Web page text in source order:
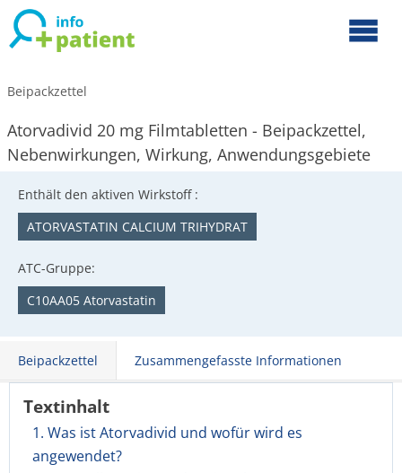
Beipackzettel
Atorvadivid 20 mg Filmtabletten - Beipackzettel,
Nebenwirkungen, Wirkung, Anwendungsgebiete
Enthält den aktiven Wirkstoff :
ATORVASTATIN CALCIUM TRIHYDRAT
ATC-Gruppe:
C10AA05 Atorvastatin
Beipackzettel Zusammengefasste Informationen
Textinhalt
1. Was ist Atorvadivid und wofür wird es
angewendet?